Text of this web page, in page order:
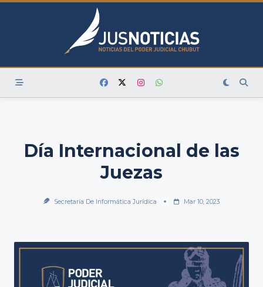
Skip
Día Internacional de las
Juezas
Secretaría De Informática Jurídica Mar 10, 2023